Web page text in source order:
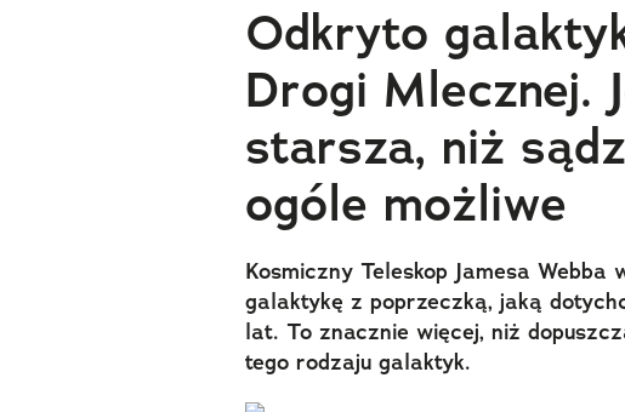
Odkryto
Drogi Mlecznej.
starsza, niż
ogóle możliwe
Kosmiczny Teleskop Jamesa
galaktykę z poprzeczką, jaką
lat. To znacznie więcej, niż
tego rodzaju galaktyk.